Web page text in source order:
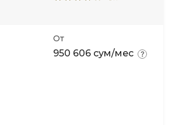
От
950 606 сум/мес